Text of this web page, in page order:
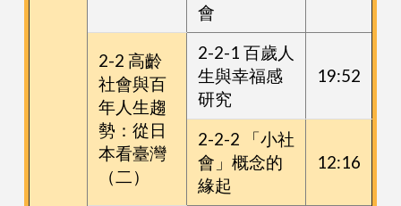
會
2-2 高齡
社會與百
年人生趨
勢：從日
本看臺灣
（二）
2-2-1 百歲人
生與幸福感
研究
19:52
2-2-2 「小社
會」概念的
緣起
12:16